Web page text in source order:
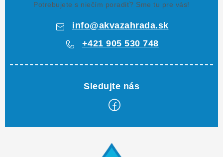
Potrebujete s niečím poradiť? Sme tu pre vás!
info@akvazahrada.sk
+421 905 530 748